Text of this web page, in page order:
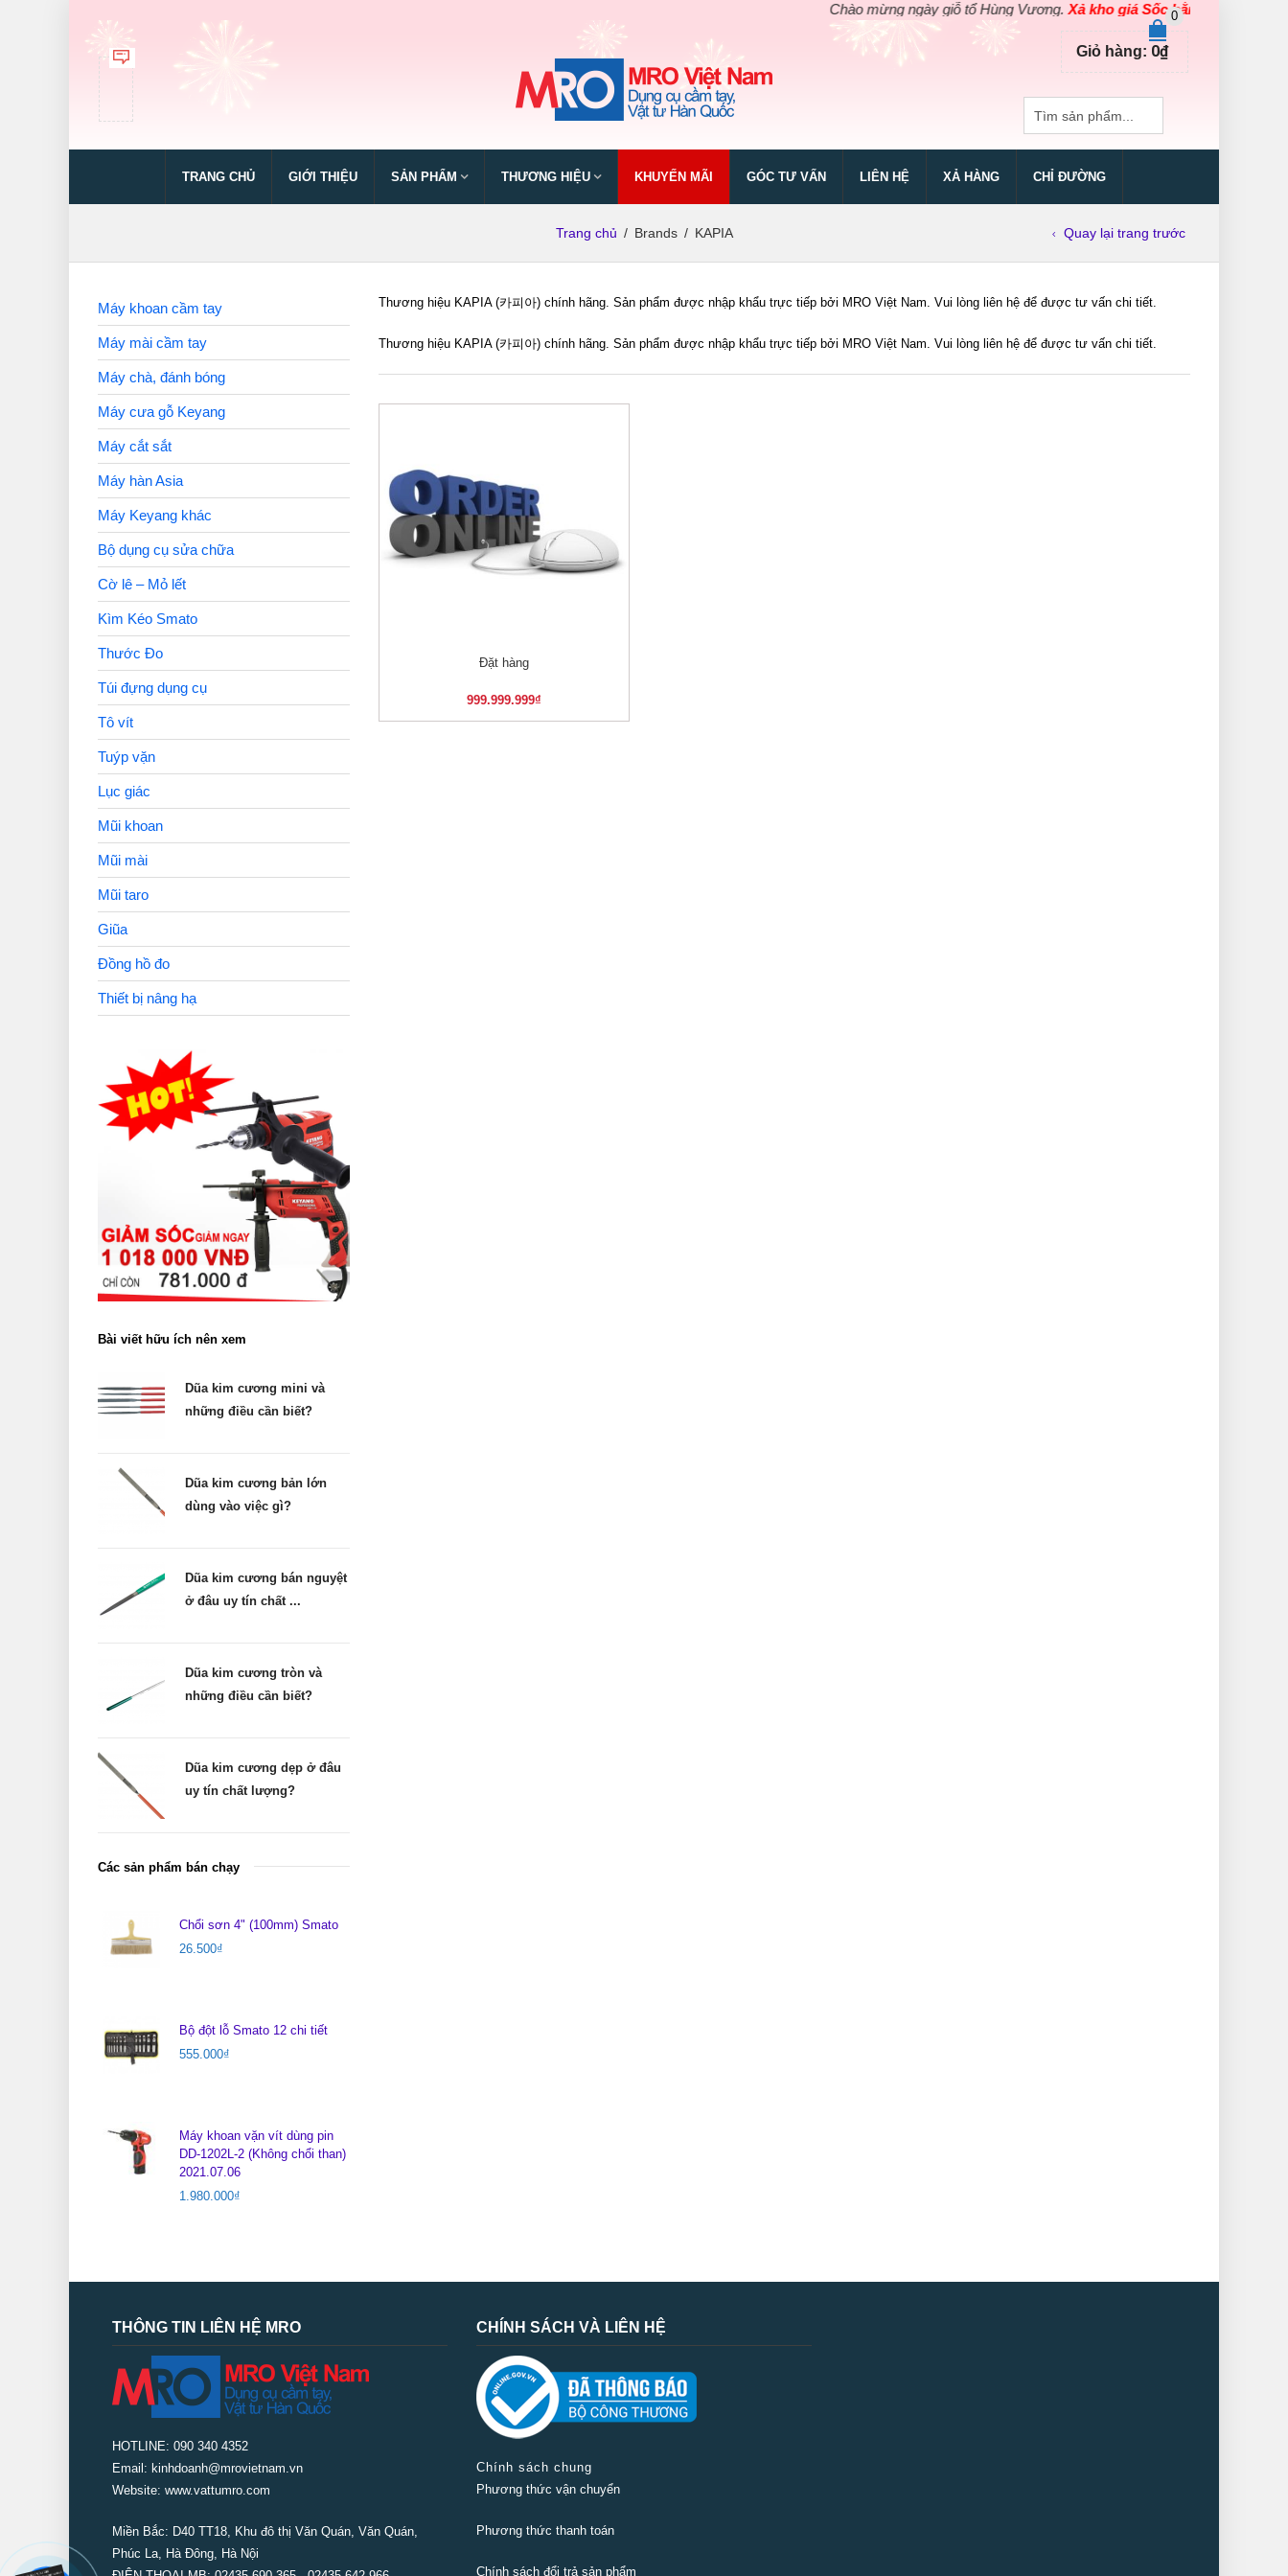
Chào mừng ngày giỗ tổ Hùng Vương.Xả kho giá Sốc bằng giá Gốc
0
Giỏ hàng: 0₫
TRANG CHỦ GIỚI THIỆU SẢN PHẨM THƯƠNG HIỆU KHUYẾN MÃI GÓC TƯ VẤN LIÊN HỆ XẢ HÀNG CHỈ ĐƯỜNG
Trang chủ / Brands / KAPIA Quay lại trang trước
Thương hiệu KAPIA (카피아) chính hãng. Sản phẩm được nhập khẩu trực tiếp bởi MRO Việt Nam. Vui lòng liên hệ để được tư vấn chi tiết.
Thương hiệu KAPIA (카피아) chính hãng. Sản phẩm được nhập khẩu trực tiếp bởi MRO Việt Nam. Vui lòng liên hệ để được tư vấn chi tiết.
XEM NHANH
Đặt hàng
999.999.999₫
Máy khoan cầm tay
Máy mài cầm tay
Máy chà, đánh bóng
Máy cưa gỗ Keyang
Máy cắt sắt
Máy hàn Asia
Máy Keyang khác
Bộ dụng cụ sửa chữa
Cờ lê – Mỏ lết
Kìm Kéo Smato
Thước Đo
Túi đựng dụng cụ
Tô vít
Tuýp vặn
Lục giác
Mũi khoan
Mũi mài
Mũi taro
Giũa
Đồng hồ đo
Thiết bị nâng hạ
Bài viết hữu ích nên xem
Dũa kim cương mini và
những điều cần biết?
Dũa kim cương bản lớn
dùng vào việc gì?
Dũa kim cương bán nguyệt
ở đâu uy tín chất ...
Dũa kim cương tròn và
những điều cần biết?
Dũa kim cương dẹp ở đâu
uy tín chất lượng?
Các sản phẩm bán chạy
Chổi sơn 4" (100mm) Smato
26.500₫
Bộ đột lỗ Smato 12 chi tiết
555.000₫
Máy khoan vặn vít dùng pin
DD-1202L-2 (Không chổi than)
2021.07.06
1.980.000₫
THÔNG TIN LIÊN HỆ MRO
HOTLINE: 090 340 4352
Email: kinhdoanh@mrovietnam.vn
Website: www.vattumro.com
Miền Bắc: D40 TT18, Khu đô thị Văn Quán, Văn Quán,
Phúc La, Hà Đông, Hà Nội
CHÍNH SÁCH VÀ LIÊN HỆ
Chính sách chung
Phương thức vận chuyển
Phương thức thanh toán
Chính sách đổi trả sản phẩm